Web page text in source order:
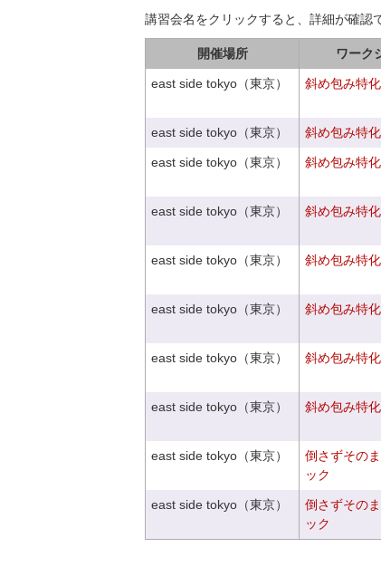
講習会名をクリックすると、詳細が確認
開催場所 ワーク
east side tokyo（東京） 斜め包み特
east side tokyo（東京） 斜め包み特
east side tokyo（東京） 斜め包み特
east side tokyo（東京） 斜め包み特
east side tokyo（東京） 斜め包み特
east side tokyo（東京） 斜め包み特
east side tokyo（東京） 斜め包み特
east side tokyo（東京） 斜め包み特
east side tokyo（東京）
倒さずその
ック
east side tokyo（東京）
倒さずその
ック